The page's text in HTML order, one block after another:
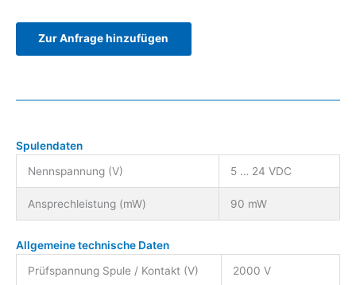
Zur Anfrage hinzufügen
Spulendaten
Nennspannung (V)
5 … 24 VDC
Ansprechleistung (mW) 90 mW
Allgemeine technische Daten
Prüfspannung Spule / Kontakt (V)
2000 V